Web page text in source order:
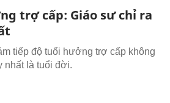
trợ cấp: Giáo sư chỉ ra
tiếp độ tuổi hưởng trợ cấp không
nhất là tuổi đời.